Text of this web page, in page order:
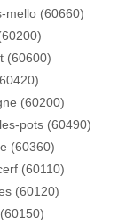
mello (60660)
(60600)
(60200)
pots (60490)
(60360)
(60110)
(60120)